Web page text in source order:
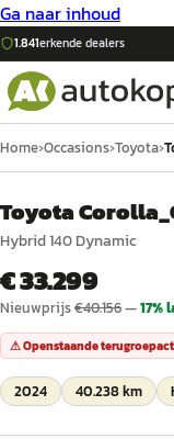
Ga naar inhoud
1.841erkende dealers
Home›Occasions›Toyota›
Toyota
Hybrid 140 Dynamic
€ 33.299
Nieuwprijs€40.156—17%
⚠ Openstaande
2024 40.238 km